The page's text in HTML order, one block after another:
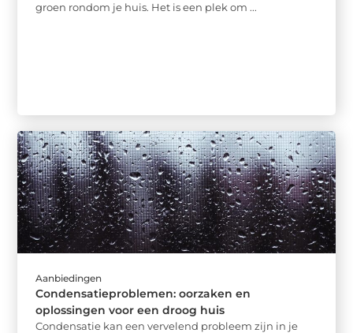
groen rondom je huis. Het is een plek om ...
Aanbiedingen
Condensatieproblemen: oorzaken en
oplossingen voor een droog huis
Condensatie kan een vervelend probleem zijn in je